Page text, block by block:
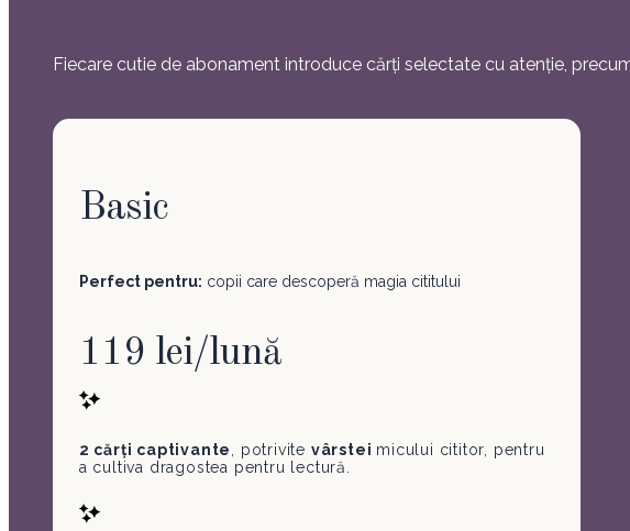
Fiecare cutie de abonament introduce cărți selectate cu atenție,
Basic
Perfect pentru: copii care descoperă magia cititului
119 lei/lună
2 cărți captivante, potrivite vârstei micului cititor, pentru
a cultiva dragostea pentru lectură.